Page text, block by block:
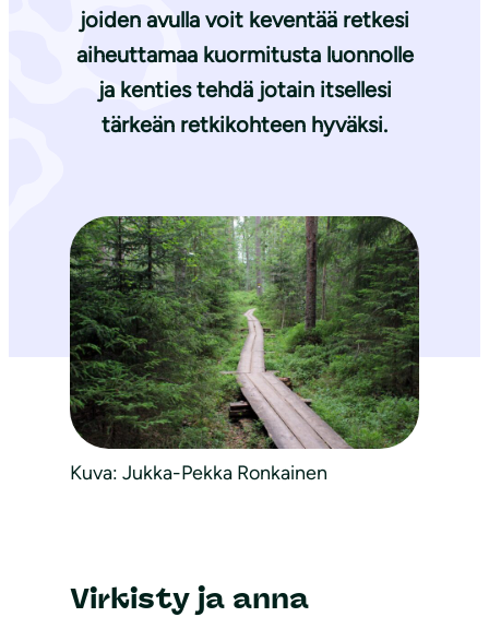
joiden avulla voit keventää retkesi
aiheuttamaa kuormitusta luonnolle
ja kenties tehdä jotain itsellesi
tärkeän retkikohteen hyväksi.
Kuva: Jukka-Pekka Ronkainen
Virkisty ja anna